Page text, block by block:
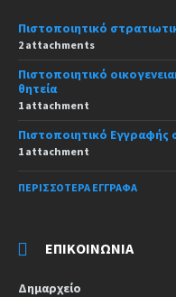
Πιστοποιητικό
2 attachments
Πιστοποιητικό
θητεία
1 attachment
Πιστοποιητικό
1 attachment
ΠΕΡΙΣΣΌΤΕΡΑ ΈΓΓΡΑΦΑ
ΕΠΙΚΟΙΝΩΝΊΑ
Δημαρχείο